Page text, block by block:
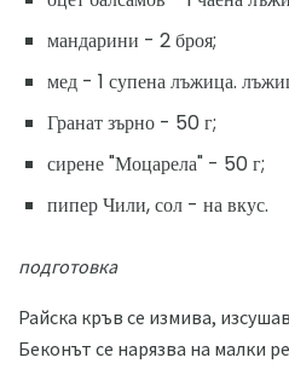
мандарини - 2 броя;
мед - 1 супена лъжица.
Гранат зърно - 50 г;
сирене "Моцарела" - 50 г;
пипер Чили, сол - на вкус.
подготовка
Райска кръв се измива,
Беконът се нарязва на малки